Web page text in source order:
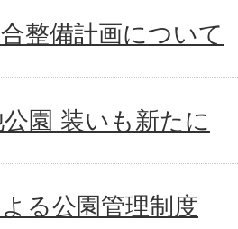
整備計画について
園 装いも新たに
る公園管理制度